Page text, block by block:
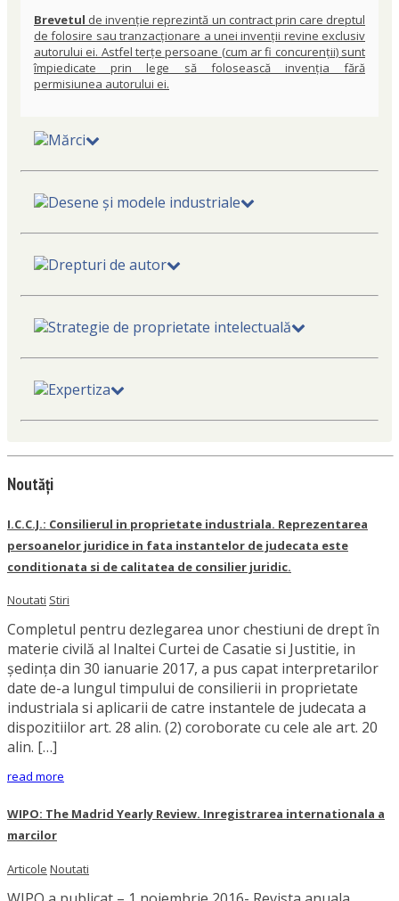
Brevetul de invenție reprezintă un contract prin care dreptul
de folosire sau tranzacționare a unei invenții revine exclusiv
autorului ei. Astfel terțe persoane (cum ar fi concurenții) sunt
împiedicate prin lege să folosească invenția fără
permisiunea autorului ei.
Mărci
Desene și modele industriale
Drepturi de autor
Strategie de proprietate intelectuală
Expertiza
Noutăți
I.C.C.J.: Consilierul in proprietate industriala. Reprezentarea
persoanelor juridice in fata instantelor de judecata este
conditionata si de calitatea de consilier juridic.
Noutati Stiri
Completul pentru dezlegarea unor chestiuni de drept în
materie civilă al Inaltei Curtei de Casatie si Justitie, in
şedinţa din 30 ianuarie 2017, a pus capat interpretarilor
date de-a lungul timpului de consilierii in proprietate
industriala si aplicarii de catre instantele de judecata a
dispozitiilor art. 28 alin. (2) coroborate cu cele ale art. 20
alin. […]
read more
WIPO: The Madrid Yearly Review. Inregistrarea internationala a
marcilor
Articole Noutati